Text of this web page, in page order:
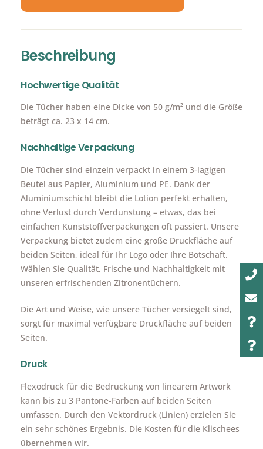
Beschreibung
Hochwertige Qualität
Die Tücher haben eine Dicke von 50 g/m² und die Größe
beträgt ca. 23 x 14 cm.
Nachhaltige Verpackung
Die Tücher sind einzeln verpackt in einem 3-lagigen
Beutel aus Papier, Aluminium und PE. Dank der
Aluminiumschicht bleibt die Lotion perfekt erhalten,
ohne Verlust durch Verdunstung – etwas, das bei
einfachen Kunststoffverpackungen oft passiert. Unsere
Verpackung bietet zudem eine große Druckfläche auf
beiden Seiten, ideal für Ihr Logo oder Ihre Botschaft.
Wählen Sie Qualität, Frische und Nachhaltigkeit mit
unseren erfrischenden Zitronentüchern.
Die Art und Weise, wie unsere Tücher versiegelt sind,
sorgt für maximal verfügbare Druckfläche auf beiden
Seiten.
Druck
Flexodruck für die Bedruckung von linearem Artwork
kann bis zu 3 Pantone-Farben auf beiden Seiten
umfassen. Durch den Vektordruck (Linien) erzielen Sie
ein sehr schönes Ergebnis. Die Kosten für die Klischees
übernehmen wir.